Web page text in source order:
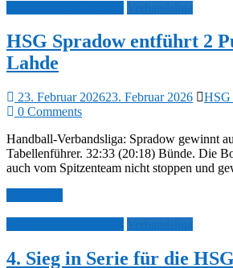
HSG Spradow entführt 2
Lahde
23. Februar 202623. Februar 2026 HSG
0 Comments
Handball-Verbandsliga: Spradow gewinnt
Tabellenführer. 32:33 (20:18) Bünde. Die
auch vom Spitzenteam nicht stoppen und
4. Sieg in Serie für die HSG